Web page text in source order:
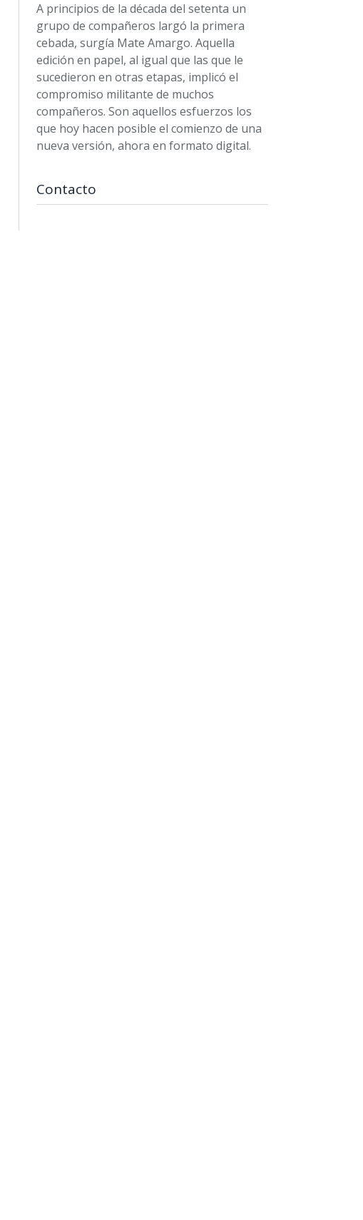
A principios de la década del setenta un
grupo de compañeros largó la primera
cebada, surgía Mate Amargo. Aquella
edición en papel, al igual que las que le
sucedieron en otras etapas, implicó el
compromiso militante de muchos
compañeros. Son aquellos esfuerzos los
que hoy hacen posible el comienzo de una
nueva versión, ahora en formato digital.
Contacto